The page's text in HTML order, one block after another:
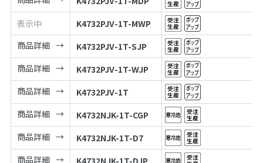
表示中
K4732PJV-1T-MWP
商品詳細
K4732PJV-1T-SJP
商品詳細
K4732PJV-1T-WJP
商品詳細
K4732PJV-1T
商品詳細
K4732NJK-1T-CGP
商品詳細
K4732NJK-1T-D7
商品詳細